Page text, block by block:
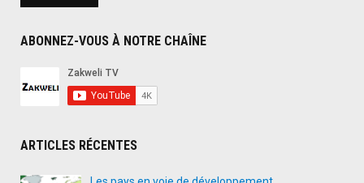
ABONNEZ-VOUS À NOTRE CHAÎNE
ARTICLES RÉCENTES